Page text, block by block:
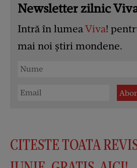
Newsletter zilnic
Intră în lumeaViva!
mai noi știri mondene.
CITESTE TOATA